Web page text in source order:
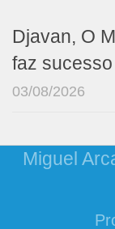
Djavan, O
faz
03/08/2026
Miguel